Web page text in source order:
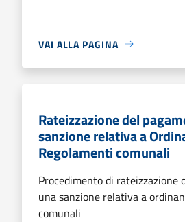
VAI ALLA PAGINA
Rateizzazione del
sanzione relativa a
Regolamenti comunali
Procedimento di rateizzazione
una sanzione relativa a
comunali